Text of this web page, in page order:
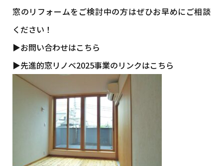
窓のリフォームをご検討中の方はぜひお早めにご相談
ください！
▶お問い合わせはこちら
▶先進的窓リノベ2025事業のリンクはこちら